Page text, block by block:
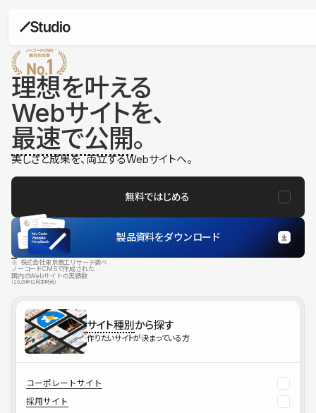
理想を叶える
Webサイトを、
最速で公開。
美しさと成果を、両立するWebサイトへ。
無料ではじめる
製品資料をダウンロード
※ 株式会社東京商工リサーチ調べ
ノーコードCMSで作成された
国内のWebサイトの実績数
（2025年12月末時点）
サイト種別から探す
作りたいサイトが決まっている方
コーポレートサイト
採用サイト